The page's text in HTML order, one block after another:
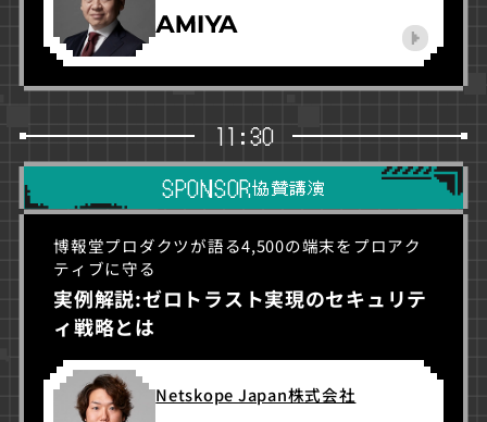
11:30
SPONSOR協賛講演
博報堂プロダクツが語る4,500の端末をプロアク
ティブに守る
実例解説:ゼロトラスト実現のセキュリテ
ィ戦略とは
Netskope Japan株式会社